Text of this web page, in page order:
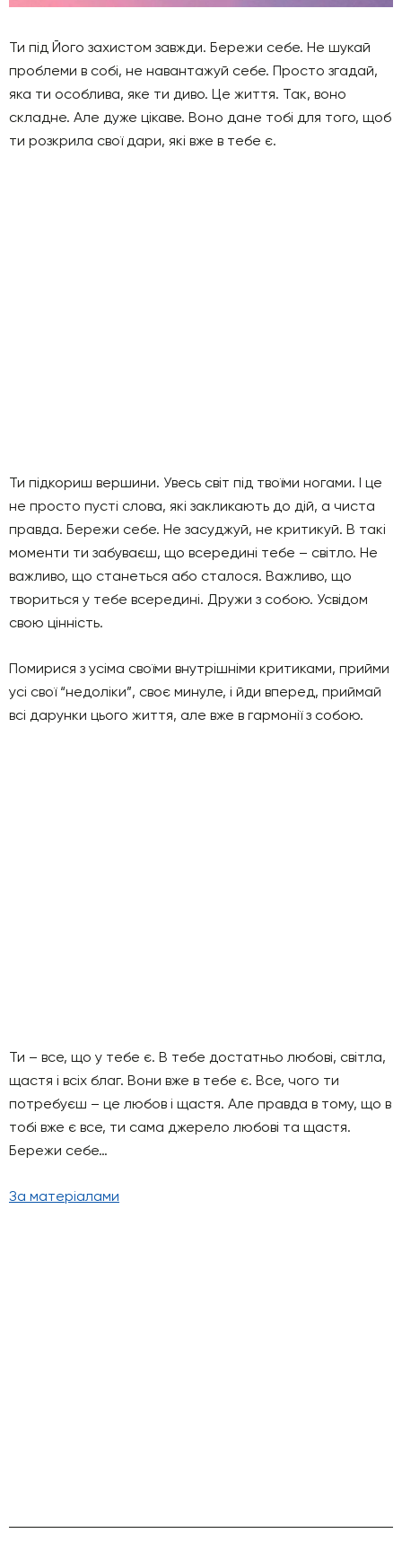
Ти під Його захистом завжди. Бережи себе. Не шукай
проблеми в собі, не навантажуй себе. Просто згадай,
яка ти особлива, яке ти диво. Це життя. Так, воно
складне. Але дуже цікаве. Воно дане тобі для того, щоб
ти розкрила свої дари, які вже в тебе є.
Ти підкориш вершини. Увесь світ під твоїми ногами. І це
не просто пусті слова, які закликають до дій, а чиста
правда. Бережи себе. Не засуджуй, не критикуй. В такі
моменти ти забуваєш, що всередині тебе – світло. Не
важливо, що станеться або сталося. Важливо, що
твориться у тебе всередині. Дружи з собою. Усвідом
свою цінність.
Помирися з усіма своїми внутрішніми критиками, прийми
усі свої “недоліки”, своє минуле, і йди вперед, приймай
всі дарунки цього життя, але вже в гармонії з собою.
Ти – все, що у тебе є. В тебе достатньо любові, світла,
щастя і всіх благ. Вони вже в тебе є. Все, чого ти
потребуєш – це любов і щастя. Але правда в тому, що в
тобі вже є все, ти сама джерело любові та щастя.
Бережи себе…
За матеріалами